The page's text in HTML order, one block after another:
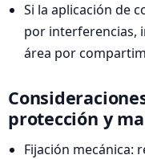
Si la aplicación de
por interferencias,
área por
protección y
Fijación mecánica: